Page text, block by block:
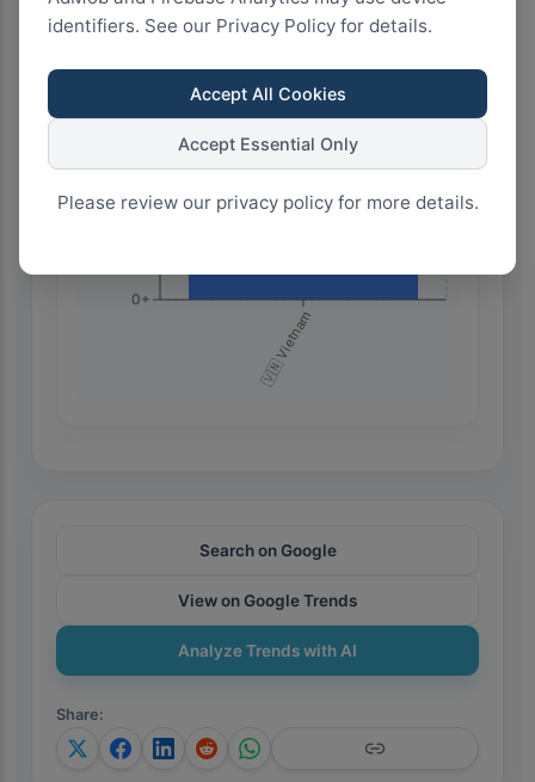
identifiers. See our Privacy Policy for details.
Accept All Cookies
Accept Essential Only
Please review our privacy policy for more details.
🇻🇳 Vietnam
0+
25+
50+
75+
Search on Google
View on Google Trends
Analyze Trends with AI
Share: